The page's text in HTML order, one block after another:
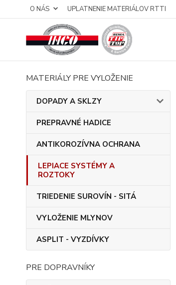
O NÁS UPLATNENIE MATERIÁLOV RTTI
MATERIÁLY PRE VYLOŽENIE
DOPADY A SKLZY
PREPRAVNÉ HADICE
ANTIKOROZÍVNA OCHRANA
LEPIACE SYSTÉMY A
ROZTOKY
TRIEDENIE SUROVÍN - SITÁ
VYLOŽENIE MLYNOV
ASPLIT - VYZDÍVKY
PRE DOPRAVNÍKY